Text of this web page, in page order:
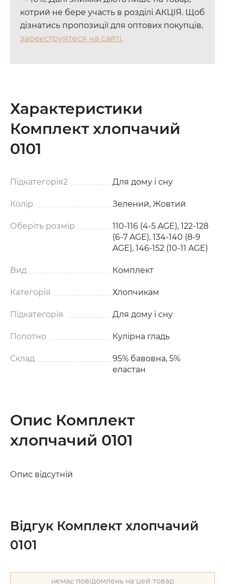
котрий не бере участь в розділі АКЦІЯ. Щоб
дізнатись пропозиції для оптових покупців,
зареєструйтеся на сайті.
Характеристики
Комплект хлопчачий
0101
Підкатегорія2 Для дому і сну
Колір Зелений, Жовтий
Оберіть розмір
110-116 (4-5 AGE), 122-128
(6-7 AGE), 134-140 (8-9
AGE), 146-152 (10-11 AGE)
Вид Комплект
Категорія Хлопчикам
Підкатегорія Для дому і сну
Полотно Кулірна гладь
Склад
95% бавовна, 5%
еластан
Опис Комплект
хлопчачий 0101
Опис відсутній
Відгук Комплект хлопчачий
0101
немає повідомлень на цей товар